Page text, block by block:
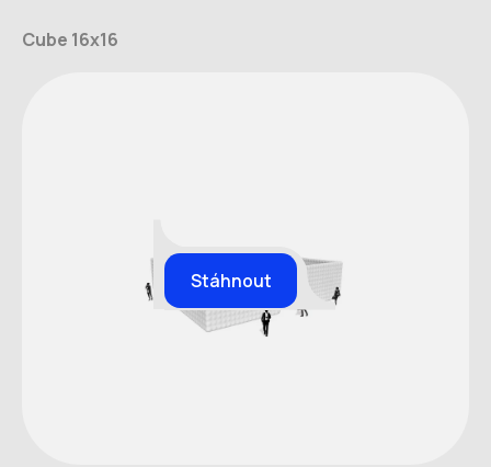
Cube 16x16
Stáhnout